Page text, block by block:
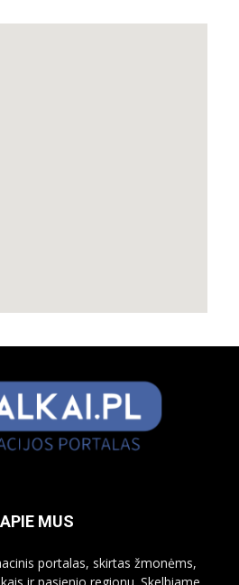
APIE MUS
portalas, skirtas žmonėms,